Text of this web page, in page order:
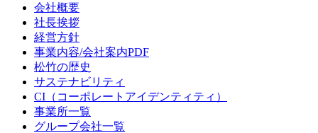
会社概要
社長挨拶
経営方針
事業内容/会社案内PDF
松竹の歴史
サステナビリティ
CI（コーポレートアイデンティティ）
事業所一覧
グループ会社一覧